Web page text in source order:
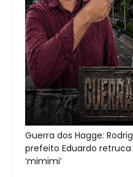
Guerra dos Hagge:
prefeito Eduardo retruca
‘mimimi’